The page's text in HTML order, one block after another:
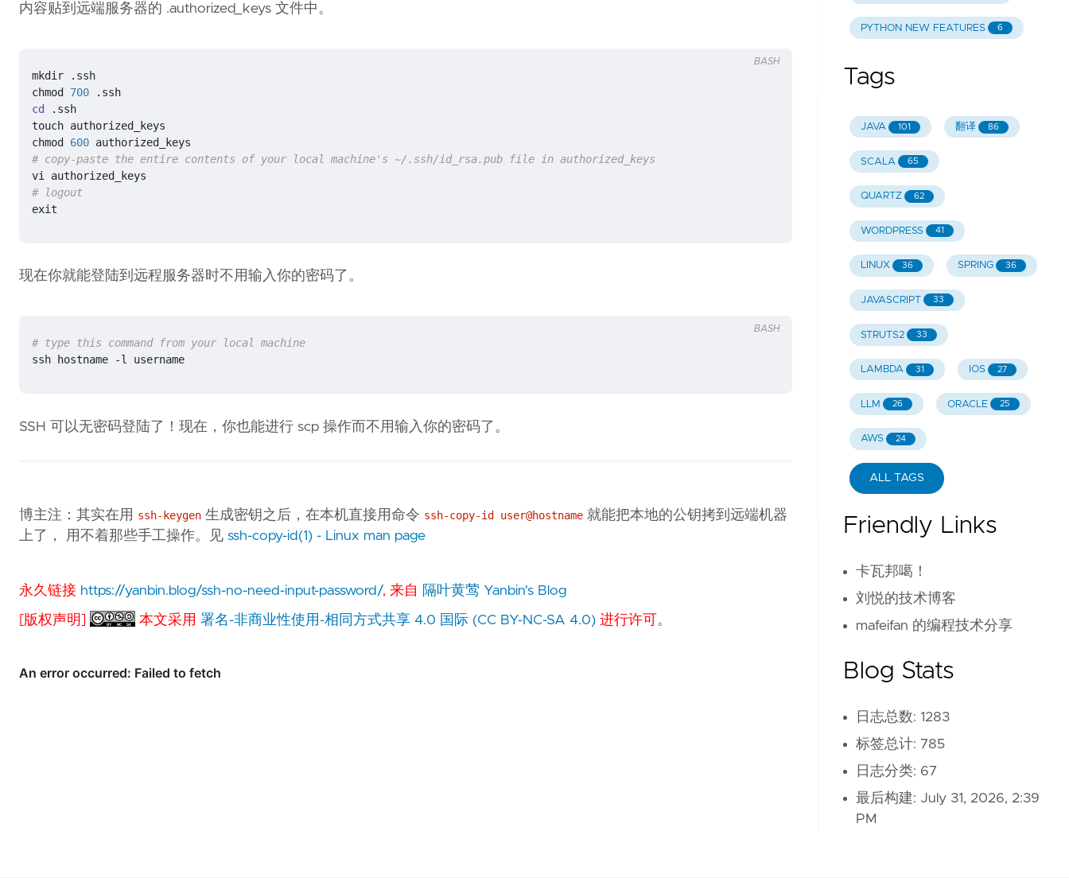
内容贴到远端服务器的 .authorized_keys 文件中。
chmod 700
cd
chmod 600
# copy-paste the entire contents of your local machine's ~/.ssh/id_rsa.pub file in authorized_keys
# logout
exit
BASH
现在你就能登陆到远程服务器时不用输入你的密码了。
# type this command from your local machine
ssh hostname -l username
BASH
SSH 可以无密码登陆了！现在，你也能进行 scp 操作而不用输入你的密码了。
博主注：其实在用 ssh-keygen 生成密钥之后，在本机直接用命令 ssh-copy-id user@hostname 就能把本地的公钥拷到远端机器
上了， 用不着那些手工操作。见 ssh-copy-id(1) - Linux man page
永久链接 https://yanbin.blog/ssh-no-need-input-password/, 来自 隔叶黄莺 Yanbin's Blog
[版权声明] 本文采用署名-非商业性使用-相同方式共享 4.0 国际 (CC BY-NC-SA 4.0) 进行许可。
PYTHON NEW FEATURES 6
Tags
JAVA 101 翻译 86
SCALA 65
QUARTZ 62
WORDPRESS 41
LINUX 36 SPRING 36
JAVASCRIPT 33
STRUTS2 33
LAMBDA 31 IOS 27
LLM 26 ORACLE 25
AWS 24
ALL TAGS
Friendly Links
卡瓦邦噶！
刘悦的技术博客
mafeifan 的编程技术分享
Blog Stats
日志总数: 1283
标签总计: 785
日志分类: 67
最后构建: July 31, 2026, 2:39
PM